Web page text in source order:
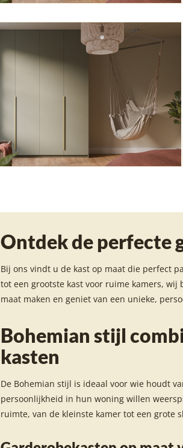
Ontdek de perfecte
Bij ons vindt u de kast op maat die perfect
tot een grootste kast voor ruime kamers,
maat maken en geniet van een unieke,
Bohemian stijl
kasten
De Bohemian stijl is ideaal voor wie houdt
persoonlijkheid in hun woning willen
ruimte, van de kleinste kamer tot een grote